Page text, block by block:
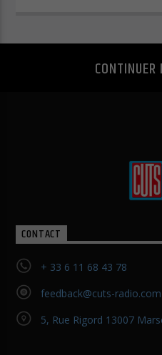
CONTACT
+ 33 6 11 68 43 78
feedback@cuts-radio.com
5, Rue Rigord 13007